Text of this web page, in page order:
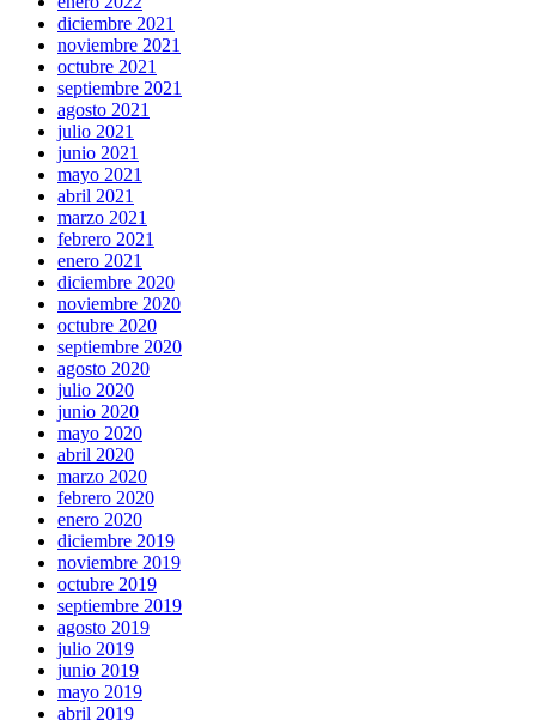
diciembre 2021
noviembre 2021
octubre 2021
septiembre 2021
agosto 2021
julio 2021
junio 2021
mayo 2021
abril 2021
marzo 2021
febrero 2021
enero 2021
diciembre 2020
noviembre 2020
octubre 2020
septiembre 2020
agosto 2020
julio 2020
junio 2020
mayo 2020
abril 2020
marzo 2020
febrero 2020
enero 2020
diciembre 2019
noviembre 2019
octubre 2019
septiembre 2019
agosto 2019
julio 2019
junio 2019
mayo 2019
abril 2019